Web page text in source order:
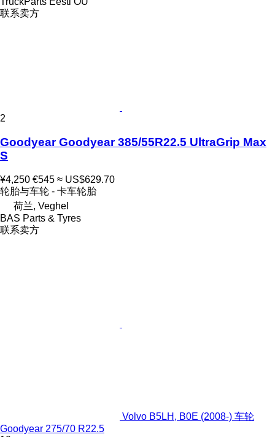
联系卖方
2
Goodyear Goodyear 385/55R22.5 UltraGrip Max
S
¥4,250 €545 ≈ US$629.70
轮胎与车轮 - 卡车轮胎
荷兰, Veghel
BAS Parts & Tyres
联系卖方
Volvo B5LH, B0E (2008-) 车轮
Goodyear 275/70 R22.5